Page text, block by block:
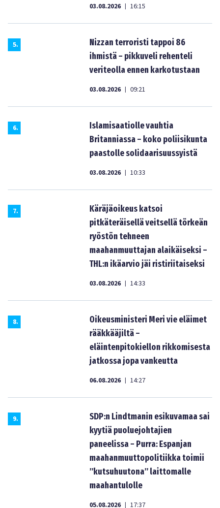
03.08.2026 | 16:15
5.
Nizzan terroristi tappoi 86
ihmistä – pikkuveli rehenteli
veriteolla ennen karkotustaan
03.08.2026 | 09:21
6.
Islamisaatiolle vauhtia
Britanniassa – koko poliisikunta
paastolle solidaarisuussyistä
03.08.2026 | 10:33
7.
Käräjäoikeus katsoi
pitkäteräisellä veitsellä törkeän
ryöstön tehneen
maahanmuuttajan alaikäiseksi –
THL:n ikäarvio jäi ristiriitaiseksi
03.08.2026 | 14:33
8.
Oikeusministeri Meri vie eläimet
rääkkääjiltä –
eläintenpitokiellon rikkomisesta
jatkossa jopa vankeutta
06.08.2026 | 14:27
9.
SDP:n Lindtmanin esikuvamaa sai
kyytiä puoluejohtajien
paneelissa – Purra: Espanjan
maahanmuuttopolitiikka toimii
”kutsuhuutona” laittomalle
maahantulolle
05.08.2026 | 17:37